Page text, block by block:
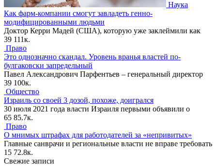
Наука
Как фарм-компании смогут завладеть генно-
модифицированными людьми
Доктор Керри Мадей (США), которую уже заклеймили как
39 111к.
Право
Это однозначно скандал. Уровень вранья властей по-
булгаковски запредельный
Павел Александрович Парфентьев – генеральный директор
39 100к.
Общество
Израиль со своей 3 дозой, похоже, доигрался
30 июля 2021 года власти Израиля первыми объявили о
65 85.7к.
Право
О мнимых штрафах для работодателей за «непривитых»
Главные санврачи и региональные власти не вправе требовать
15 72.8к.
Свежие записи